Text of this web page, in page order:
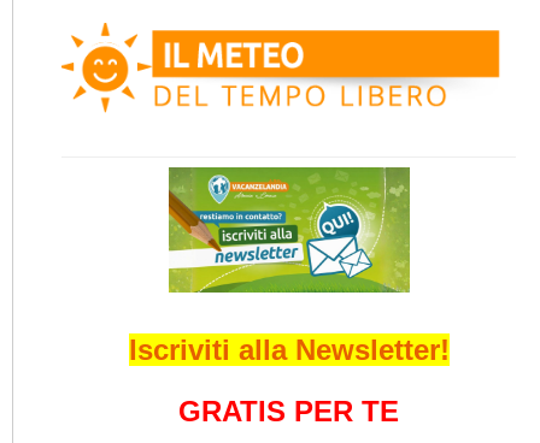
Iscriviti alla Newsletter!
GRATIS PER TE